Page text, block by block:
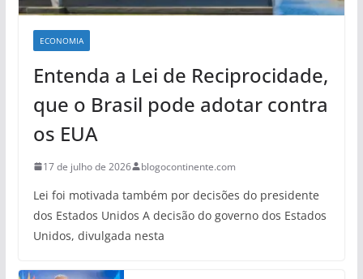
ECONOMIA
Entenda a Lei de Reciprocidade,
que o Brasil pode adotar contra
os EUA
17 de julho de 2026 blogocontinente.com
Lei foi motivada também por decisões do presidente
dos Estados Unidos A decisão do governo dos Estados
Unidos, divulgada nesta